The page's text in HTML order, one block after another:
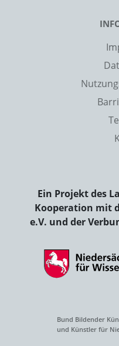
Ein Projekt des
Kooperation mit
e.V. und der
Bund Bildender
und Künstler für